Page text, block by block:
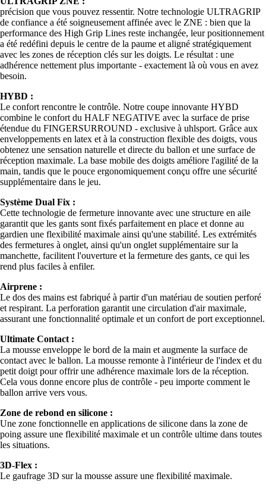
précision que vous pouvez ressentir. Notre technologie ULTRAGRIP
de confiance a été soigneusement affinée avec le ZNE : bien que la
performance des High Grip Lines reste inchangée, leur positionnement
a été redéfini depuis le centre de la paume et aligné stratégiquement
avec les zones de réception clés sur les doigts. Le résultat : une
adhérence nettement plus importante - exactement là où vous en avez
besoin.
HYBD :
Le confort rencontre le contrôle. Notre coupe innovante HYBD
combine le confort du HALF NEGATIVE avec la surface de prise
étendue du FINGERSURROUND - exclusive à uhlsport. Grâce aux
enveloppements en latex et à la construction flexible des doigts, vous
obtenez une sensation naturelle et directe du ballon et une surface de
réception maximale. La base mobile des doigts améliore l'agilité de la
main, tandis que le pouce ergonomiquement conçu offre une sécurité
supplémentaire dans le jeu.
Système Dual Fix :
Cette technologie de fermeture innovante avec une structure en aile
garantit que les gants sont fixés parfaitement en place et donne au
gardien une flexibilité maximale ainsi qu'une stabilité. Les extrémités
des fermetures à onglet, ainsi qu'un onglet supplémentaire sur la
manchette, facilitent l'ouverture et la fermeture des gants, ce qui les
rend plus faciles à enfiler.
Airprene :
Le dos des mains est fabriqué à partir d'un matériau de soutien perforé
et respirant. La perforation garantit une circulation d'air maximale,
assurant une fonctionnalité optimale et un confort de port exceptionnel.
Ultimate Contact :
La mousse enveloppe le bord de la main et augmente la surface de
contact avec le ballon. La mousse remonte à l'intérieur de l'index et du
petit doigt pour offrir une adhérence maximale lors de la réception.
Cela vous donne encore plus de contrôle - peu importe comment le
ballon arrive vers vous.
Zone de rebond en silicone :
Une zone fonctionnelle en applications de silicone dans la zone de
poing assure une flexibilité maximale et un contrôle ultime dans toutes
les situations.
3D-Flex :
Le gaufrage 3D sur la mousse assure une flexibilité maximale.